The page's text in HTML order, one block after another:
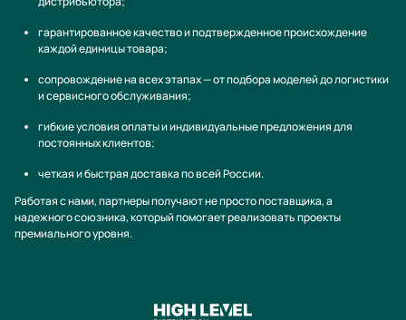
гарантированное качество и подтвержденное происхождение
каждой единицы товара;
сопровождение на всех этапах — от подбора моделей до логистики
и сервисного обслуживания;
гибкие условия оплаты и индивидуальные предложения для
постоянных клиентов;
четкая и быстрая доставка по всей России.
Работая с нами, партнеры получают не просто поставщика, а
надежного союзника, который помогает реализовать проекты
премиального уровня.